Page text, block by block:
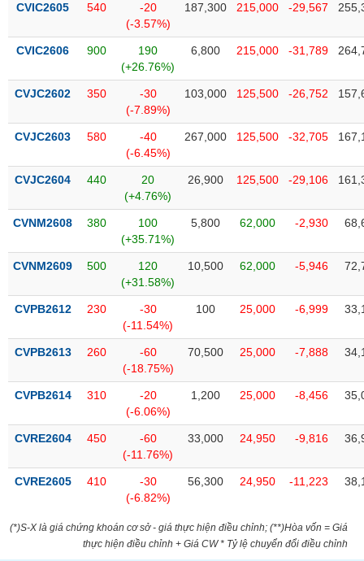
CVIC2605 540
-20
(-3.57%)
187,300 215,000 -29,567
CVIC2606 900
190
(+26.76%)
6,800 215,000 -31,789
CVJC2602 350
-30
(-7.89%)
103,000 125,500 -26,752
CVJC2603 580
-40
(-6.45%)
267,000 125,500 -32,705
CVJC2604 440
20
(+4.76%)
26,900 125,500 -29,106
CVNM2608 380
100
(+35.71%)
5,800 62,000 -2,930
CVNM2609 500
120
(+31.58%)
10,500 62,000 -5,946
CVPB2612 230
-30
(-11.54%)
100 25,000 -6,999
CVPB2613 260
-60
(-18.75%)
70,500 25,000 -7,888
CVPB2614 310
-20
(-6.06%)
1,200 25,000 -8,456
CVRE2604 450
-60
(-11.76%)
33,000 24,950 -9,816
CVRE2605 410
-30
(-6.82%)
56,300 24,950 -11,223
(*)S-X là giá chứng khoán cơ sở - giá thực hiện điều chỉnh; (**)Hòa vốn = Giá
thực hiện điều chỉnh + Giá CW * Tỷ lệ chuyển đổi điều chỉnh
ĐỘNG
chứng
khoán
Tất cả Cổ phiếu Chỉ số Chứng chỉ quỹ Chứng
Lãnh
(-)
Người nội bộ
tức
(-)
Bài
tác
(-)
Báo
cáo